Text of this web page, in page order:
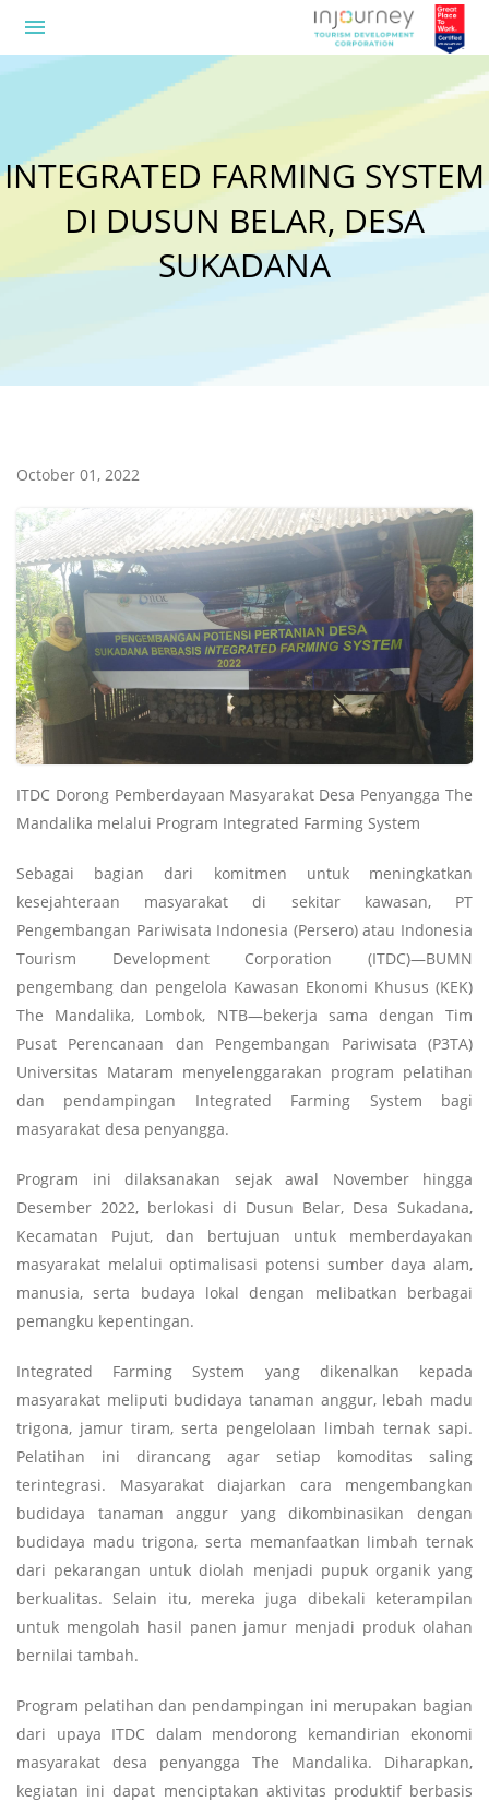
menu
INTEGRATED FARMING SYSTEM
DI DUSUN BELAR, DESA
SUKADANA
October 01, 2022
ITDC Dorong Pemberdayaan Masyarakat Desa Penyangga The
Mandalika melalui Program Integrated Farming System
Sebagai bagian dari komitmen untuk meningkatkan
kesejahteraan masyarakat di sekitar kawasan, PT
Pengembangan Pariwisata Indonesia (Persero) atau Indonesia
Tourism Development Corporation (ITDC)—BUMN
pengembang dan pengelola Kawasan Ekonomi Khusus (KEK)
The Mandalika, Lombok, NTB—bekerja sama dengan Tim
Pusat Perencanaan dan Pengembangan Pariwisata (P3TA)
Universitas Mataram menyelenggarakan program pelatihan
dan pendampingan Integrated Farming System bagi
masyarakat desa penyangga.
Program ini dilaksanakan sejak awal November hingga
Desember 2022, berlokasi di Dusun Belar, Desa Sukadana,
Kecamatan Pujut, dan bertujuan untuk memberdayakan
masyarakat melalui optimalisasi potensi sumber daya alam,
manusia, serta budaya lokal dengan melibatkan berbagai
pemangku kepentingan.
Integrated Farming System yang dikenalkan kepada
masyarakat meliputi budidaya tanaman anggur, lebah madu
trigona, jamur tiram, serta pengelolaan limbah ternak sapi.
Pelatihan ini dirancang agar setiap komoditas saling
terintegrasi. Masyarakat diajarkan cara mengembangkan
budidaya tanaman anggur yang dikombinasikan dengan
budidaya madu trigona, serta memanfaatkan limbah ternak
dari pekarangan untuk diolah menjadi pupuk organik yang
berkualitas. Selain itu, mereka juga dibekali keterampilan
untuk mengolah hasil panen jamur menjadi produk olahan
bernilai tambah.
Program pelatihan dan pendampingan ini merupakan bagian
dari upaya ITDC dalam mendorong kemandirian ekonomi
masyarakat desa penyangga The Mandalika. Diharapkan,
kegiatan ini dapat menciptakan aktivitas produktif berbasis